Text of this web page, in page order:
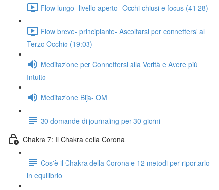
Flow lungo- livello aperto- Occhi chiusi e focus (41:28)
Flow breve- principiante- Ascoltarsi per connettersi al
Terzo Occhio (19:03)
Meditazione per Connettersi alla Verità e Avere più
Intuito
Meditazione Bija- OM
30 domande di journaling per 30 giorni
Chakra 7: Il Chakra della Corona
Cos'è il Chakra della Corona e 12 metodi per riportarlo
in equilibrio